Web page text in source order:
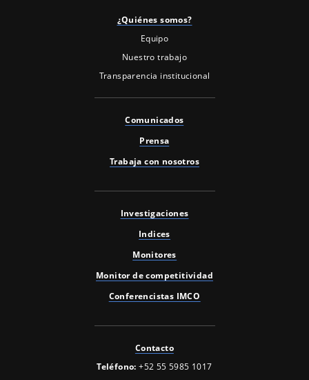
¿Quiénes somos?
Equipo
Nuestro trabajo
Transparencia institucional
Comunicados
Prensa
Trabaja con nosotros
Investigaciones
Indices
Monitores
Monitor de competitividad
Conferencistas IMCO
Contacto
Teléfono:+52 55 5985 1017